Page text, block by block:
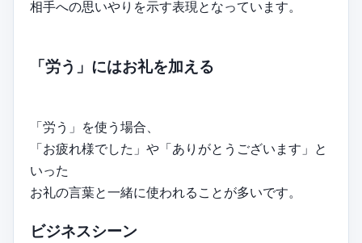
相手への思いやりを示す表現となっています。
「労う」にはお礼を加える
「労う」を使う場合、
「お疲れ様でした」や「ありがとうございます」と
いった
お礼の言葉と一緒に使われることが多いです。
ビジネスシーン